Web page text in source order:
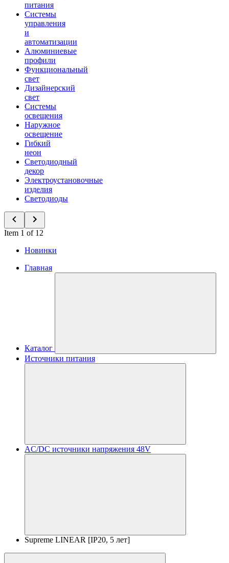
питания
Системы
управления
и
автоматизации
Алюминиевые
профили
Функциональный
свет
Дизайнерский
свет
Системы
освещения
Наружное
освещение
Гибкий
неон
Светодиодный
декор
Электроустановочные
изделия
Светодиоды
Item 1 of 12
Новинки
Главная
Каталог
Источники питания
AC/DC источники напряжения 48V
Supreme LINEAR [IP20, 5 лет]